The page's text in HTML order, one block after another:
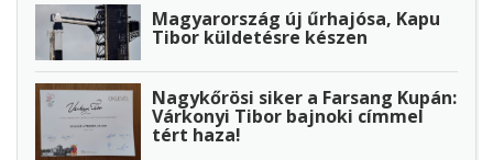
Magyarország új űrhajósa, Kapu
Tibor küldetésre készen
Nagykőrösi siker a Farsang Kupán:
Várkonyi Tibor bajnoki címmel
tért haza!